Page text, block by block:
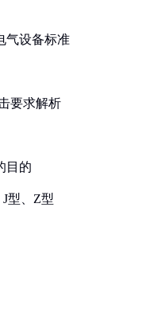
气设备标准
要求解析
目的
型、Z型